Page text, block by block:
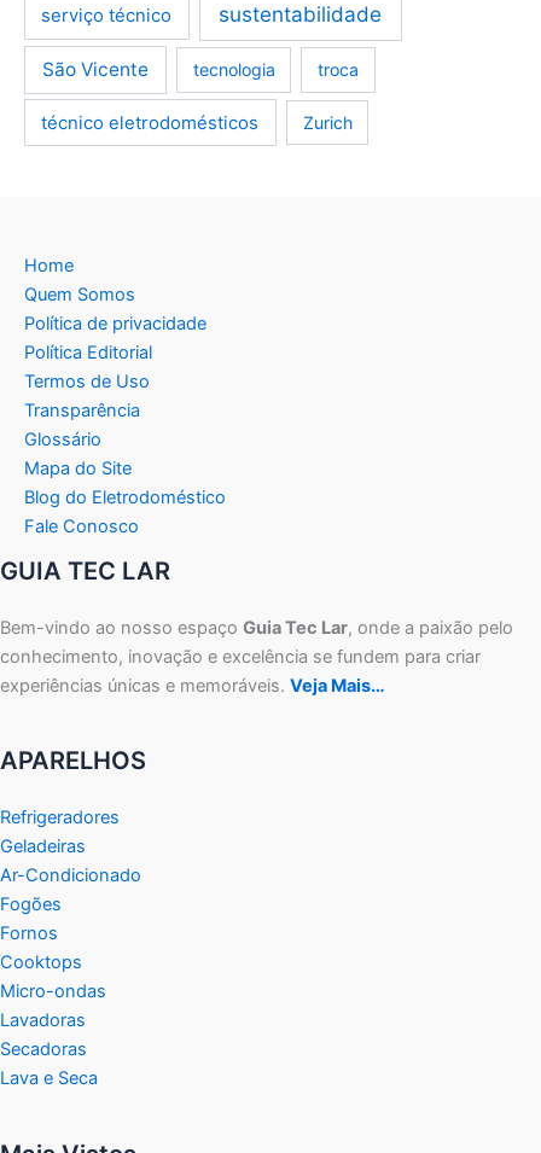
serviço técnico sustentabilidade
São Vicente tecnologia troca
técnico eletrodomésticos Zurich
Home
Quem Somos
Política de privacidade
Política Editorial
Termos de Uso
Transparência
Glossário
Mapa do Site
Blog do Eletrodoméstico
Fale Conosco
GUIA TEC LAR
Bem-vindo ao nosso espaço Guia Tec Lar, onde a paixão pelo
conhecimento, inovação e excelência se fundem para criar
experiências únicas e memoráveis. Veja Mais…
APARELHOS
Refrigeradores
Geladeiras
Ar-Condicionado
Fogões
Fornos
Cooktops
Micro-ondas
Lavadoras
Secadoras
Lava e Seca